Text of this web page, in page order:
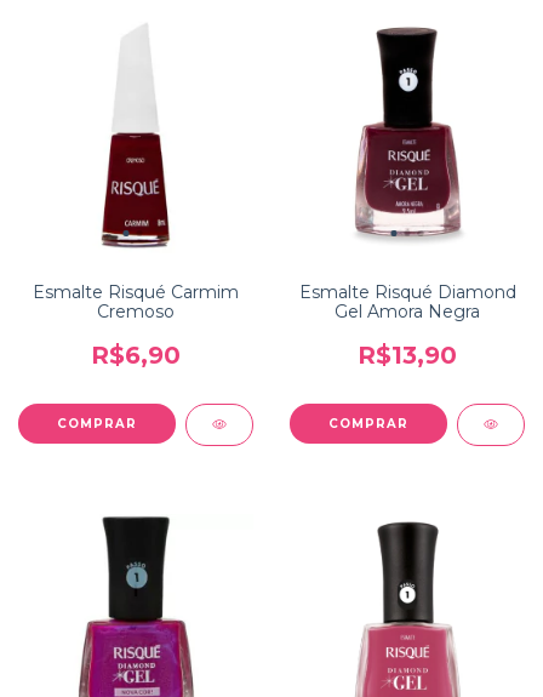
Esmalte Risqué Carmim
Cremoso
R$6,90
Esmalte Risqué Diamond
Gel Amora Negra
R$13,90